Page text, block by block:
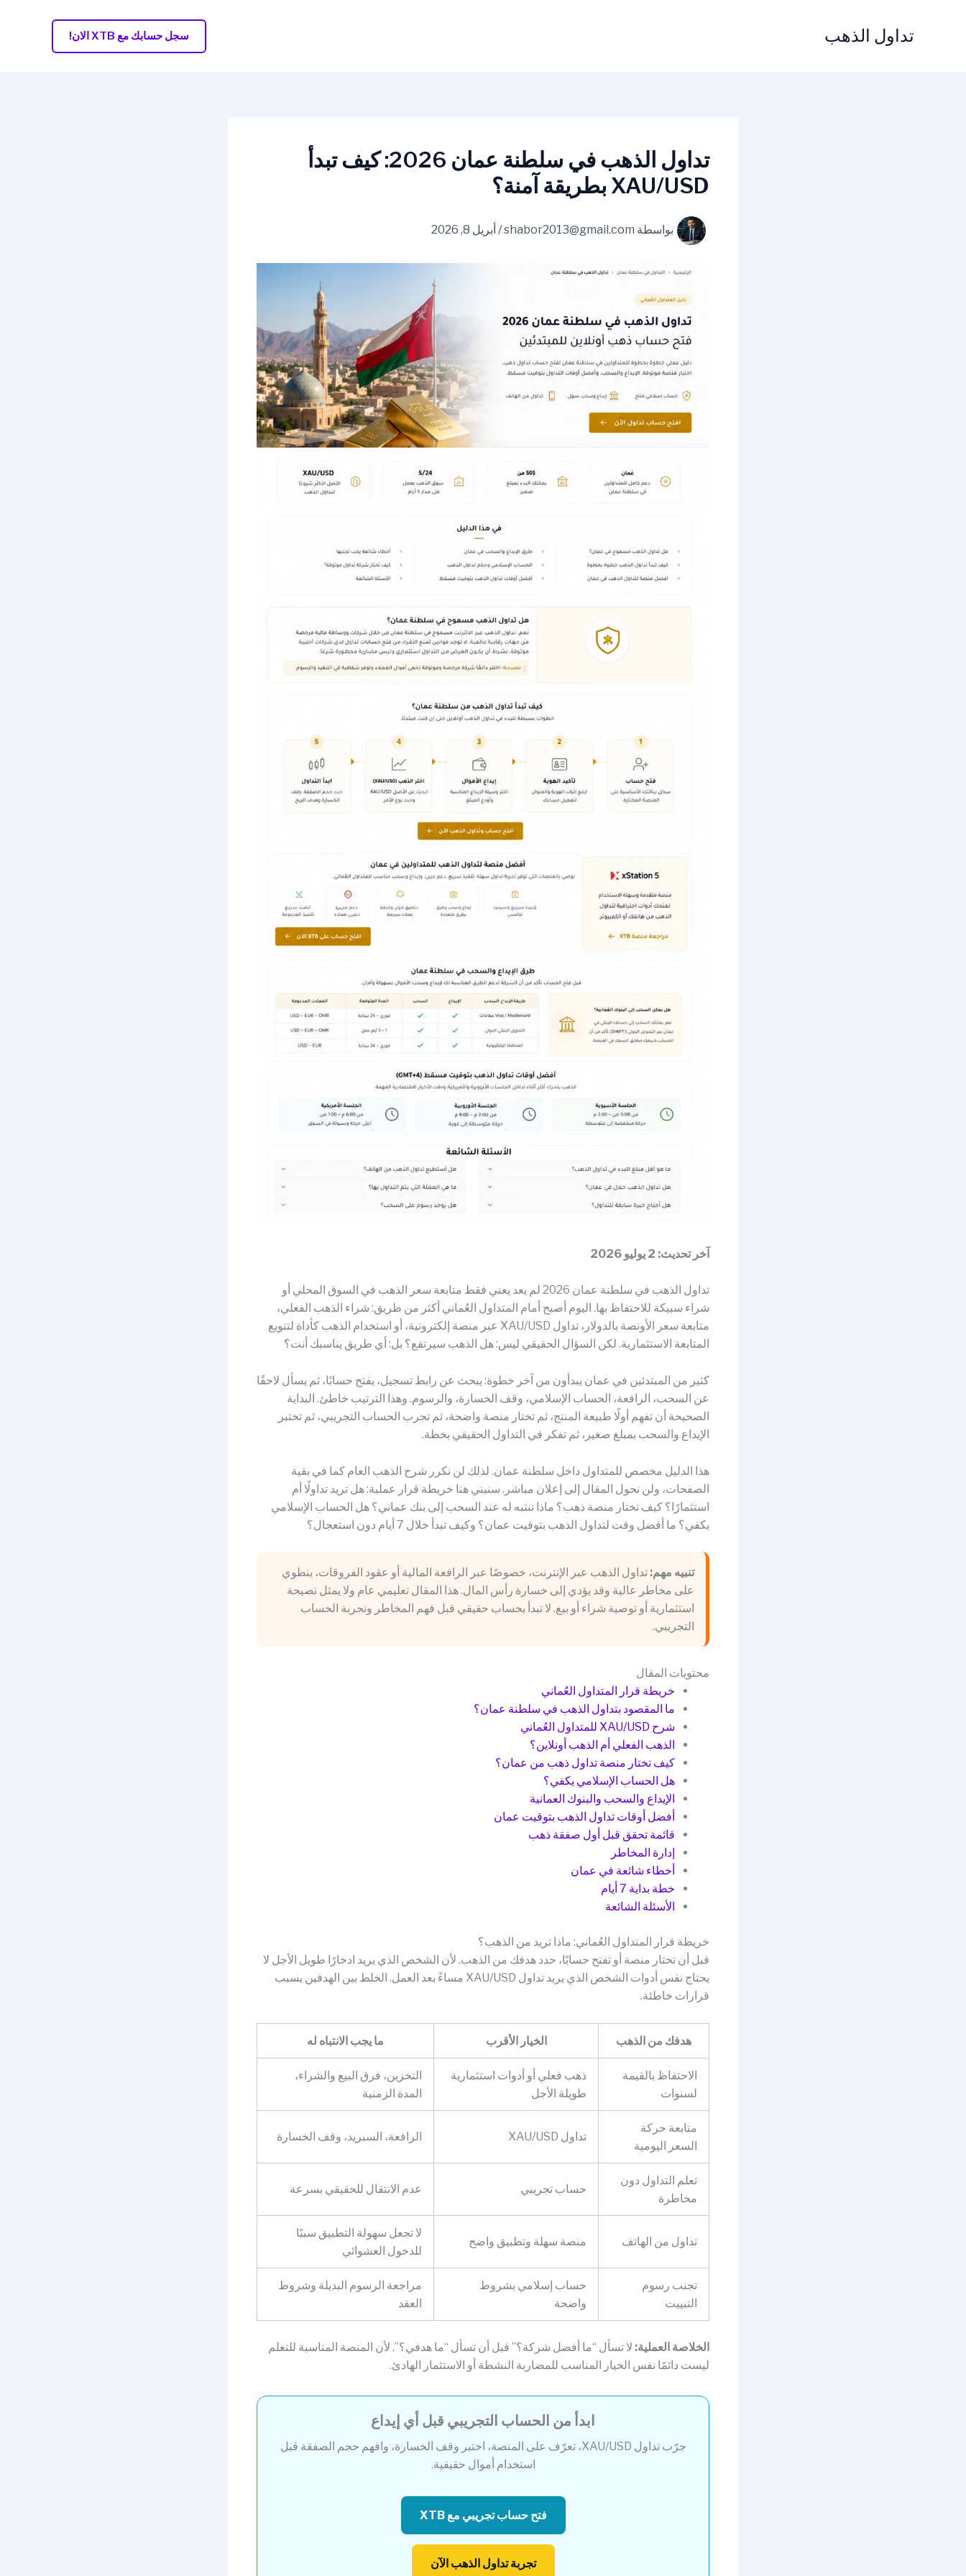
تداول الذهب سجل حسابك مع XTB الان!
تداول الذهب في سلطنة عمان 2026: كيف تبدأ
XAU/USD بطريقة آمنة؟
بواسطة shabor2013@gmail.com
/ أبريل 8, 2026
آخر تحديث: 2 يوليو 2026
تداول الذهب في سلطنة عمان 2026 لم يعد يعني فقط متابعة سعر الذهب في السوق المحلي أو
شراء سبيكة للاحتفاظ بها. اليوم أصبح أمام المتداول العُماني أكثر من طريق: شراء الذهب الفعلي،
متابعة سعر الأونصة بالدولار، تداول XAU/USD عبر منصة إلكترونية، أو استخدام الذهب كأداة لتنويع
المتابعة الاستثمارية. لكن السؤال الحقيقي ليس: هل الذهب سيرتفع؟ بل: أي طريق يناسبك أنت؟
كثير من المبتدئين في عمان يبدأون من آخر خطوة: يبحث عن رابط تسجيل، يفتح حسابًا، ثم يسأل لاحقًا
عن السحب، الرافعة، الحساب الإسلامي، وقف الخسارة، والرسوم. وهذا الترتيب خاطئ. البداية
الصحيحة أن تفهم أولًا طبيعة المنتج، ثم تختار منصة واضحة، ثم تجرب الحساب التجريبي، ثم تختبر
الإيداع والسحب بمبلغ صغير، ثم تفكر في التداول الحقيقي بخطة.
هذا الدليل مخصص للمتداول داخل سلطنة عمان. لذلك لن نكرر شرح الذهب العام كما في بقية
الصفحات، ولن نحول المقال إلى إعلان مباشر. سنبني هنا خريطة قرار عملية: هل تريد تداولًا أم
استثمارًا؟ كيف تختار منصة ذهب؟ ماذا تنتبه له عند السحب إلى بنك عماني؟ هل الحساب الإسلامي
يكفي؟ ما أفضل وقت لتداول الذهب بتوقيت عمان؟ وكيف تبدأ خلال 7 أيام دون استعجال؟
تنبيه مهم: تداول الذهب عبر الإنترنت، خصوصًا عبر الرافعة المالية أو عقود الفروقات، ينطوي
على مخاطر عالية وقد يؤدي إلى خسارة رأس المال. هذا المقال تعليمي عام ولا يمثل نصيحة
استثمارية أو توصية شراء أو بيع. لا تبدأ بحساب حقيقي قبل فهم المخاطر وتجربة الحساب
التجريبي.
محتويات المقال
خريطة قرار المتداول العُماني
ما المقصود بتداول الذهب في سلطنة عمان؟
شرح XAU/USD للمتداول العُماني
الذهب الفعلي أم الذهب أونلاين؟
كيف تختار منصة تداول ذهب من عمان؟
هل الحساب الإسلامي يكفي؟
الإيداع والسحب والبنوك العمانية
أفضل أوقات تداول الذهب بتوقيت عمان
قائمة تحقق قبل أول صفقة ذهب
إدارة المخاطر
أخطاء شائعة في عمان
خطة بداية 7 أيام
الأسئلة الشائعة
خريطة قرار المتداول العُماني: ماذا تريد من الذهب؟
قبل أن تختار منصة أو تفتح حسابًا، حدد هدفك من الذهب. لأن الشخص الذي يريد ادخارًا طويل الأجل لا
يحتاج نفس أدوات الشخص الذي يريد تداول XAU/USD مساءً بعد العمل. الخلط بين الهدفين يسبب
قرارات خاطئة.
هدفك من الذهب الخيار الأقرب ما يجب الانتباه له
الاحتفاظ بالقيمة
لسنوات
ذهب فعلي أو أدوات استثمارية
طويلة الأجل
التخزين، فرق البيع والشراء،
المدة الزمنية
متابعة حركة
السعر اليومية
تداول XAU/USD الرافعة، السبريد، وقف الخسارة
تعلم التداول دون
مخاطرة
حساب تجريبي عدم الانتقال للحقيقي بسرعة
تداول من الهاتف منصة سهلة وتطبيق واضح
لا تجعل سهولة التطبيق سببًا
للدخول العشوائي
تجنب رسوم
التبييت
حساب إسلامي بشروط
واضحة
مراجعة الرسوم البديلة وشروط
العقد
الخلاصة العملية: لا تسأل “ما أفضل شركة؟” قبل أن تسأل “ما هدفي؟”. لأن المنصة المناسبة للتعلم
ليست دائمًا نفس الخيار المناسب للمضاربة النشطة أو الاستثمار الهادئ.
ابدأ من الحساب التجريبي قبل أي إيداع
جرّب تداول XAU/USD، تعرّف على المنصة، اختبر وقف الخسارة، وافهم حجم الصفقة قبل
استخدام أموال حقيقية.
فتح حساب تجريبي مع XTB
تجربة تداول الذهب الآن